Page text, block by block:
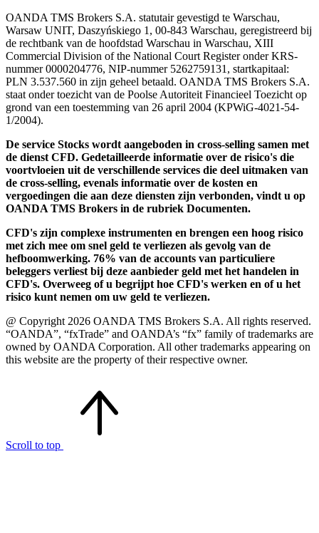
OANDA TMS Brokers S.A. statutair gevestigd te Warschau,
Warsaw UNIT, Daszyńskiego 1, 00-843 Warschau, geregistreerd bij
de rechtbank van de hoofdstad Warschau in Warschau, XIII
Commercial Division of the National Court Register onder KRS-
nummer 0000204776, NIP-nummer 5262759131, startkapitaal:
PLN 3.537.560 in zijn geheel betaald. OANDA TMS Brokers S.A.
staat onder toezicht van de Poolse Autoriteit Financieel Toezicht op
grond van een toestemming van 26 april 2004 (KPWiG-4021-54-
1/2004).
De service Stocks wordt aangeboden in cross-selling samen met
de dienst CFD. Gedetailleerde informatie over de risico's die
voortvloeien uit de verschillende services die deel uitmaken van
de cross-selling, evenals informatie over de kosten en
vergoedingen die aan deze diensten zijn verbonden, vindt u op
OANDA TMS Brokers in de rubriek Documenten.
CFD's zijn complexe instrumenten en brengen een hoog risico
met zich mee om snel geld te verliezen als gevolg van de
hefboomwerking. 76% van de accounts van particuliere
beleggers verliest bij deze aanbieder geld met het handelen in
CFD's. Overweeg of u begrijpt hoe CFD's werken en of u het
risico kunt nemen om uw geld te verliezen.
@ Copyright 2026 OANDA TMS Brokers S.A. All rights reserved.
“OANDA”, “fxTrade” and OANDA’s “fx” family of trademarks are
owned by OANDA Corporation. All other trademarks appearing on
this website are the property of their respective owner.
Scroll to top